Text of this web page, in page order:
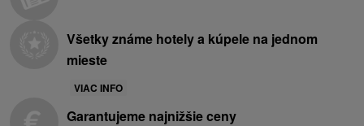
Všetky známe hotely a kúpele na jednom
mieste
VIAC INFO
Garantujeme najnižšie ceny